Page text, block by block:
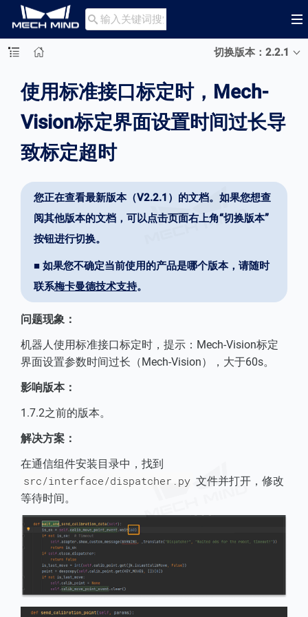

切换版本：2.2.1
使用标准接口标定时，Mech-
Vision标定界面设置时间过长导
致标定超时
您正在查看最新版本（V2.2.1）的文档。如果您想查
阅其他版本的文档，可以点击页面右上角“切换版本”
按钮进行切换。
■ 如果您不确定当前使用的产品是哪个版本，请随时
联系梅卡曼德技术支持。
问题现象：
机器人使用标准接口标定时，提示：Mech-Vision标定
界面设置参数时间过长（Mech-Vision），大于60s。
影响版本：
1.7.2之前的版本。
解决方案：
在通信组件安装目录中，找到
src/interface/dispatcher.py 文件并打开，修改
等待时间。